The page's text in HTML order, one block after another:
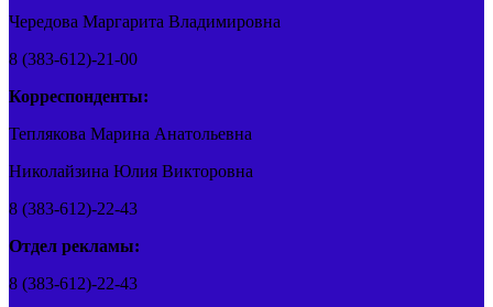
Чередова Маргарита Владимировна
8 (383-612)-21-00
Корреспонденты:
Теплякова Марина Анатольевна
Николайзина Юлия Викторовна
8 (383-612)-22-43
Отдел рекламы:
8 (383-612)-22-43